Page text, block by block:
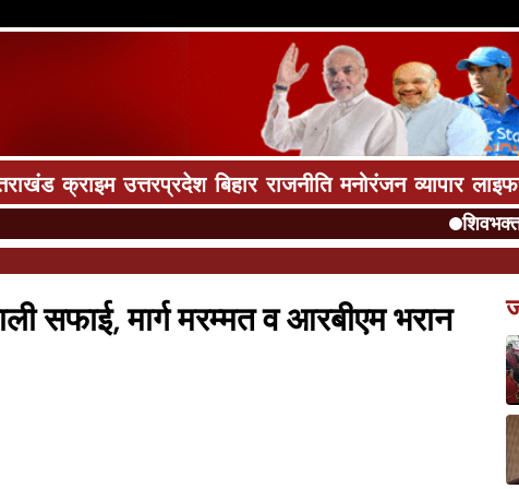
क्राइम उत्तरप्रदेश बिहार राजनीति मनोरंजन व्यापार
शिवभक्त
सफाई, मार्ग मरम्मत व आरबीएम भरान